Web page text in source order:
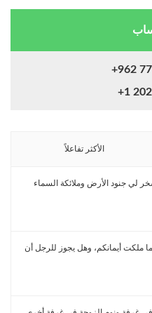
+962
+1
الأكثر تفاعلاً
لي جنود الأرض وملائكة السماء
ملكت أيمانكم، وهل يجوز للرجل أن